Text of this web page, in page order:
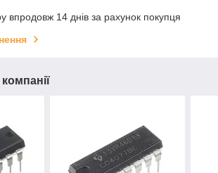
впродовж 14 днів за рахунок покупця